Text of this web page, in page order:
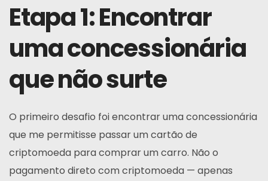
Etapa 1: Encontrar
uma concessionária
que não surte
O primeiro desafio foi encontrar uma concessionária
que me permitisse passar um cartão de
criptomoeda para comprar um carro. Não o
pagamento direto com criptomoeda — apenas